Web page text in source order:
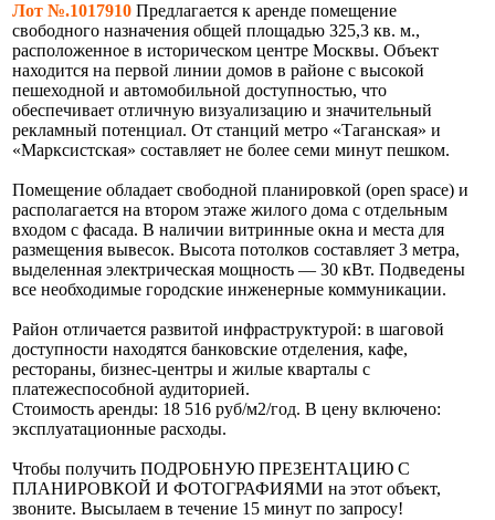
Лот №.1017910 Предлагается к аренде помещение
свободного назначения общей площадью 325,3 кв. м.,
расположенное в историческом центре Москвы. Объект
находится на первой линии домов в районе с высокой
пешеходной и автомобильной доступностью, что
обеспечивает отличную визуализацию и значительный
рекламный потенциал. От станций метро «Таганская» и
«Марксистская» составляет не более семи минут пешком.
Помещение обладает свободной планировкой (open space) и
располагается на втором этаже жилого дома с отдельным
входом с фасада. В наличии витринные окна и места для
размещения вывесок. Высота потолков составляет 3 метра,
выделенная электрическая мощность — 30 кВт. Подведены
все необходимые городские инженерные коммуникации.
Район отличается развитой инфраструктурой: в шаговой
доступности находятся банковские отделения, кафе,
рестораны, бизнес-центры и жилые кварталы с
платежеспособной аудиторией.
Стоимость аренды: 18 516 руб/м2/год. В цену включено:
эксплуатационные расходы.
Чтобы получить ПОДРОБНУЮ ПРЕЗЕНТАЦИЮ С
ПЛАНИРОВКОЙ И ФОТОГРАФИЯМИ на этот объект,
звоните. Высылаем в течение 15 минут по запросу!